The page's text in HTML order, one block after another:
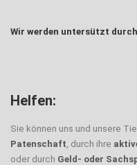
Wir werden untersützt
Helfen:
Sie können uns und unsere
Patenschaft, durch ihre
oder durch Geld- oder